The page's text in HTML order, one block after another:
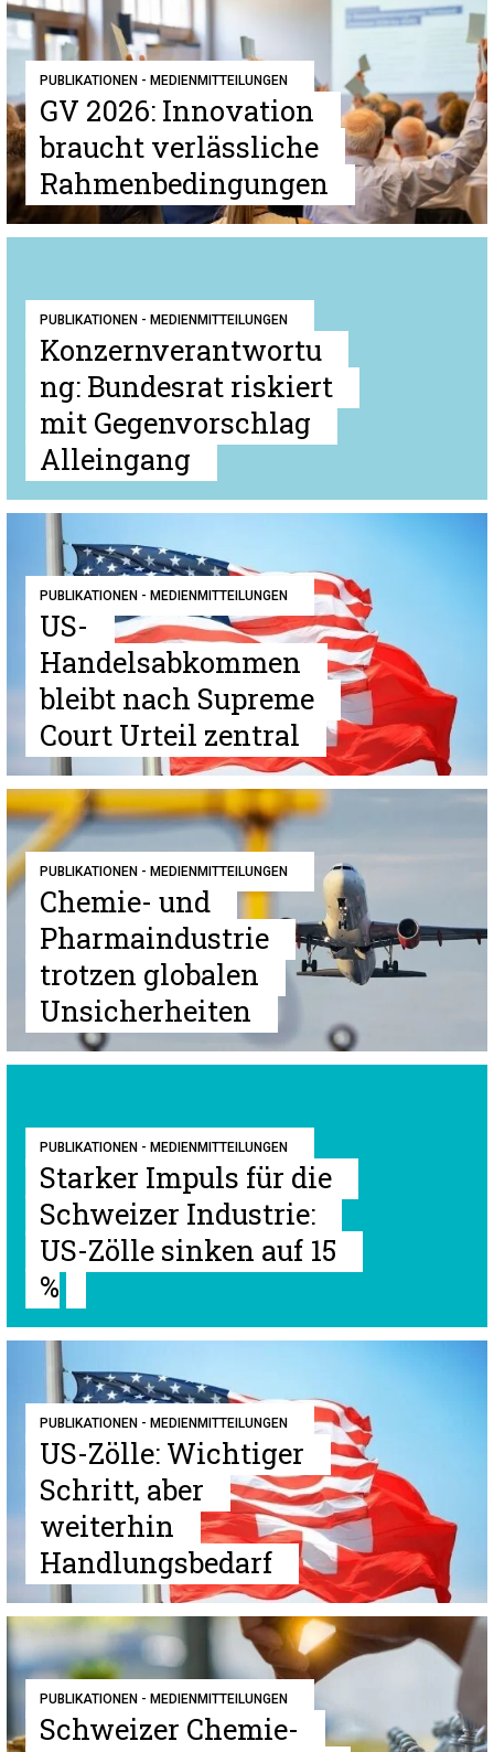
PUBLIKATIONEN - MEDIENMITTEILUNGEN
GV 2026: Innovation
braucht verlässliche
Rahmenbedingungen
PUBLIKATIONEN - MEDIENMITTEILUNGEN
Konzernverantwortu
ng: Bundesrat riskiert
mit Gegenvorschlag
Alleingang
PUBLIKATIONEN - MEDIENMITTEILUNGEN
US-
Handelsabkommen
bleibt nach Supreme
Court Urteil zentral
PUBLIKATIONEN - MEDIENMITTEILUNGEN
Chemie- und
Pharmaindustrie
trotzen globalen
Unsicherheiten
PUBLIKATIONEN - MEDIENMITTEILUNGEN
Starker Impuls für die
Schweizer Industrie:
US-Zölle sinken auf 15
%
PUBLIKATIONEN - MEDIENMITTEILUNGEN
US-Zölle: Wichtiger
Schritt, aber
weiterhin
Handlungsbedarf
PUBLIKATIONEN - MEDIENMITTEILUNGEN
Schweizer Chemie-